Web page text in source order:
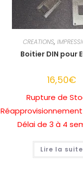
CREATIONS,
Boitier DIN pour
16,50€
Rupture de
Délai de 3 à 4
Lire la suite